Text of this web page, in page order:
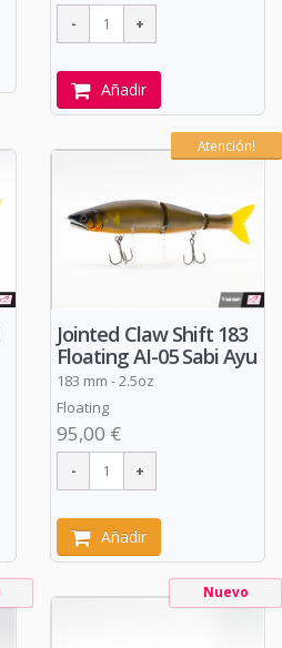
Añadir
Atención!
Jointed Claw Shift 183
Floating AI-05 Sabi Ayu
183 mm - 2.5oz
Floating
95,00 €
Añadir
Nuevo